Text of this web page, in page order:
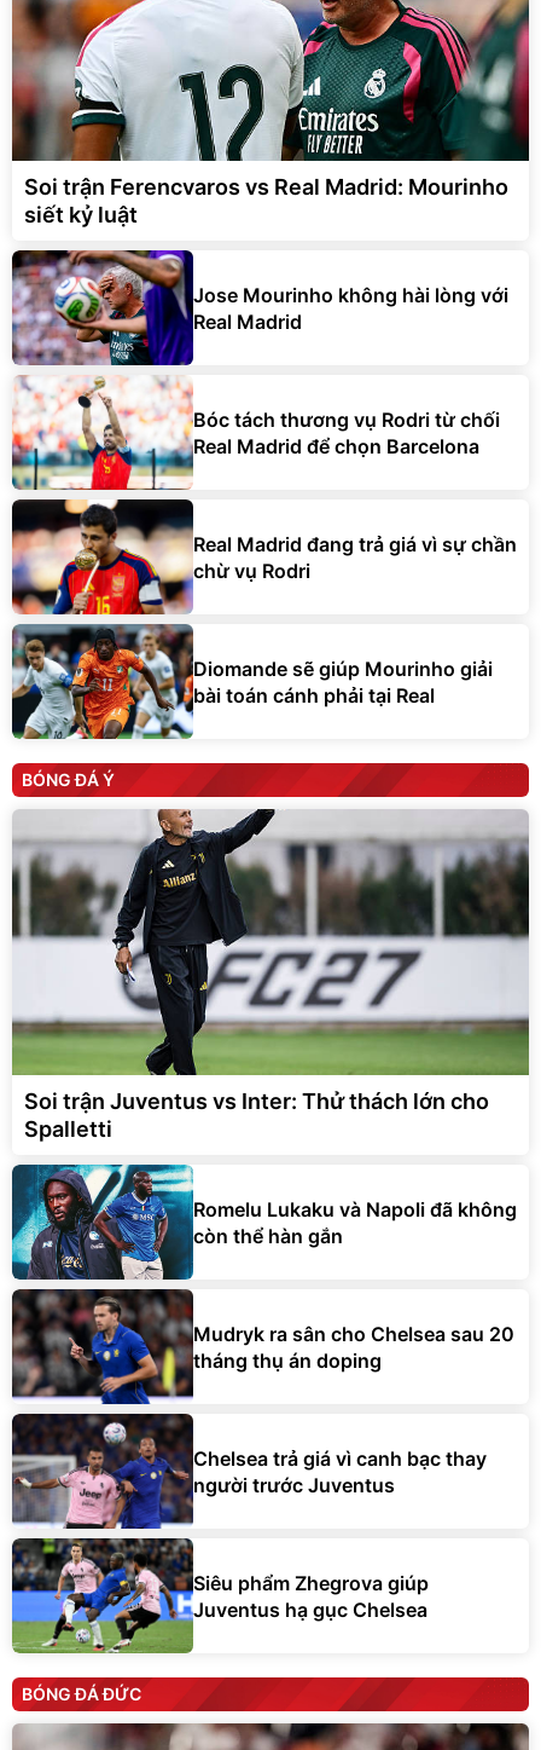
Soi trận Ferencvaros vs Real Madrid: Mourinho
siết kỷ luật
Jose Mourinho không hài lòng với
Real Madrid
Bóc tách thương vụ Rodri từ chối
Real Madrid để chọn Barcelona
Real Madrid đang trả giá vì sự chần
chừ vụ Rodri
Diomande sẽ giúp Mourinho giải
bài toán cánh phải tại Real
BÓNG ĐÁ Ý
Soi trận Juventus vs Inter: Thử thách lớn cho
Spalletti
Romelu Lukaku và Napoli đã không
còn thể hàn gắn
Mudryk ra sân cho Chelsea sau 20
tháng thụ án doping
Chelsea trả giá vì canh bạc thay
người trước Juventus
Siêu phẩm Zhegrova giúp
Juventus hạ gục Chelsea
BÓNG ĐÁ ĐỨC